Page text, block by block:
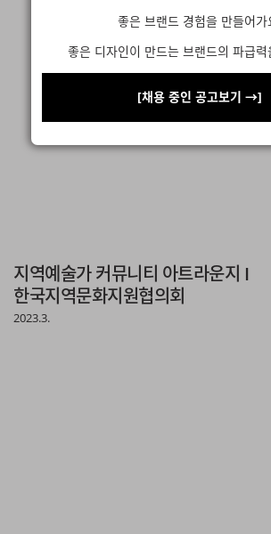
지역예술가 커뮤니티 아트라운지 I
한국지역문화지원협의회
2023.3.
좋은 브랜드 경험을 만들어가
좋은 디자인이 만드는 브랜드의 파급
[채용 중인 공고보기 →]